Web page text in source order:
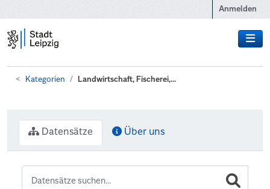
Anmelden
Kategorien Landwirtschaft, Fischerei,...
Datensätze Über uns